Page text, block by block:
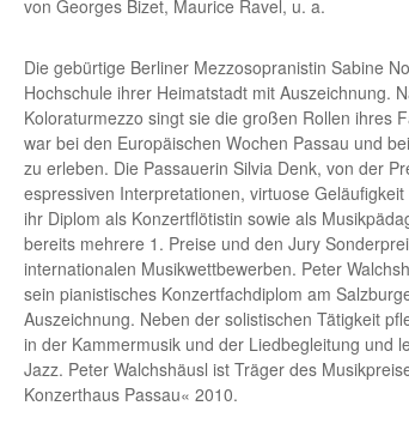
von Georges Bizet, Maurice Ravel, u. a.
Die gebürtige Berliner Mezzosopranistin Sabine
Hochschule ihrer Heimatstadt mit Auszeichnung.
Koloraturmezzo singt sie die großen Rollen ihres
war bei den Europäischen Wochen Passau und
zu erleben. Die Passauerin Silvia Denk, von der
espressiven Interpretationen, virtuose
ihr Diplom als Konzertflötistin sowie als
bereits mehrere 1. Preise und den Jury
internationalen Musikwettbewerben. Peter
sein pianistisches Konzertfachdiplom am
Auszeichnung. Neben der solistischen Tätigkeit
in der Kammermusik und der Liedbegleitung und
Jazz. Peter Walchshäusl ist Träger des
Konzerthaus Passau« 2010.